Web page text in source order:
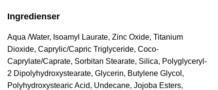
Ingredienser
Aqua /Water, Isoamyl Laurate, Zinc Oxide, Titanium
Dioxide, Caprylic/Capric Triglyceride, Coco-
Caprylate/Caprate, Sorbitan Stearate, Silica, Polyglyceryl-
2 Dipolyhydroxystearate, Glycerin, Butylene Glycol,
Polyhydroxystearic Acid, Undecane, Jojoba Esters,